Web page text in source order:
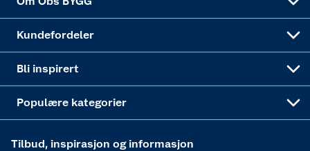
Kundefordeler
Bli inspirert
Populære kategorier
Tilbud, inspirasjon og informasjon